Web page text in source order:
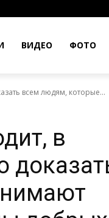
ВИДЕО ФОТО
всем людям, которые...
в